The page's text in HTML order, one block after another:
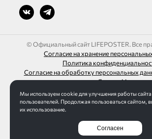
© Официальный сайт LIFEPOSTER. Все
Согласие на хранение
Политика
Согласие на обработку персональных
сервиса «Яндекс.Метрика»
ИП Шагалиев Ленар
ИНН 165032613271 / ОГРН
Разработка сайта Интернет-
Мы используем cookie для улучшения работы сайта
пользователей. Продолжая пользоваться сайтом,
их использование.
Согласен